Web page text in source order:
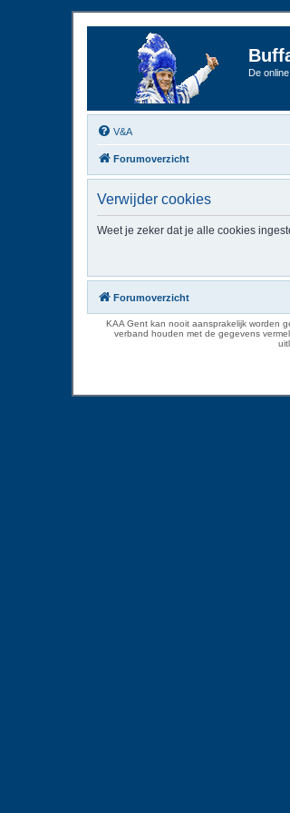
De
V&A
Forumoverzicht
Verwijder cookies
Weet je zeker dat je alle cookies
Forumoverzicht
KAA Gent kan nooit aansprakelijk worden
verband houden met de gegevens